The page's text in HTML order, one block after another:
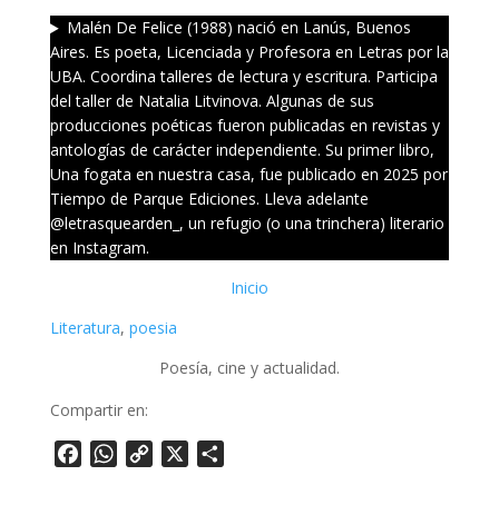
Malén De Felice (1988) nació en Lanús, Buenos
Aires. Es poeta, Licenciada y Profesora en Letras por la
UBA. Coordina talleres de lectura y escritura. Participa
del taller de Natalia Litvinova. Algunas de sus
producciones poéticas fueron publicadas en revistas y
antologías de carácter independiente. Su primer libro,
Una fogata en nuestra casa, fue publicado en 2025 por
Tiempo de Parque Ediciones. Lleva adelante
@letrasquearden_, un refugio (o una trinchera) literario
en Instagram.
Inicio
Literatura, poesia
Poesía, cine y actualidad.
Compartir en:
FacebookWhatsApp
Copy